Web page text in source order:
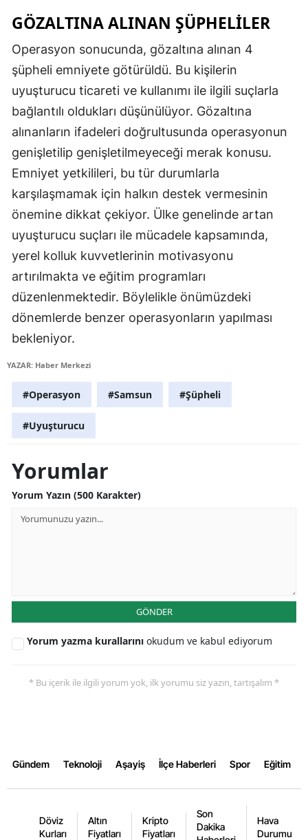
Mardin
Muğla
Muş
Nevşehir
Niğde
Ordu
Rize
Sakarya
Samsun
Sinop
Tokat
Bayburt
Ardahan
GÖZALTINA ALINAN ŞÜPHELILER
Operasyon sonucunda, gözaltına alınan 4
şüpheli emniyete götürüldü. Bu kişilerin
uyuşturucu ticareti ve kullanımı ile ilgili suçlarla
bağlantılı oldukları düşünülüyor. Gözaltına
alınanların ifadeleri doğrultusunda operasyonun
genişletilip genişletilmeyeceği merak konusu.
Emniyet yetkilileri, bu tür durumlarla
karşılaşmamak için halkın destek vermesinin
önemine dikkat çekiyor. Ülke genelinde artan
uyuşturucu suçları ile mücadele kapsamında,
yerel kolluk kuvvetlerinin motivasyonu
artırılmakta ve eğitim programları
düzenlenmektedir. Böylelikle önümüzdeki
dönemlerde benzer operasyonların yapılması
bekleniyor.
YAZAR: Haber Merkezi
#Operasyon #Samsun #Şüpheli
#Uyuşturucu
Yorumlar
Yorum Yazın (500 Karakter)
GÖNDER
Yorum yazma kurallarını okudum ve kabul ediyorum
* Bu içerik ile ilgili yorum yok, ilk yorumu siz yazın, tartışalım *
Gündem Teknoloji Aşayiş İlçe Haberleri Spor Eğitim
Döviz
Kurları
Altın
Fiyatları
Kripto
Fiyatları
Son
Dakika
Hava
Durumu